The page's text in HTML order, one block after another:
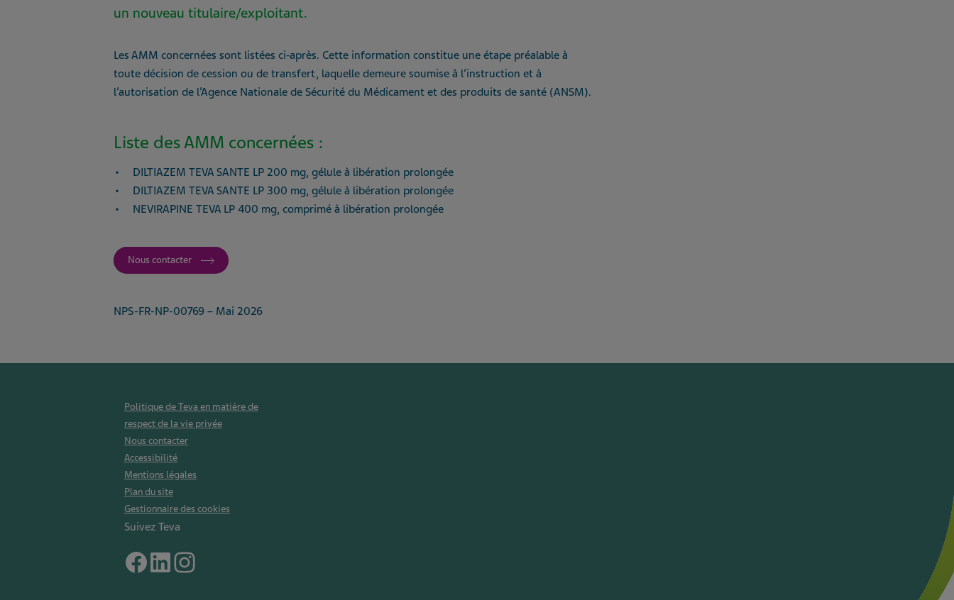
un nouveau titulaire/exploitant.
Les AMM concernées sont listées ci‑après. Cette information constitue une étape préalable à
toute décision de cession ou de transfert, laquelle demeure soumise à l’instruction et à
l’autorisation de l’Agence Nationale de Sécurité du Médicament et des produits de santé (ANSM).
Liste des AMM concernées :
DILTIAZEM TEVA SANTE LP 200 mg, gélule à libération prolongée
DILTIAZEM TEVA SANTE LP 300 mg, gélule à libération prolongée
NEVIRAPINE TEVA LP 400 mg, comprimé à libération prolongée
Nous contacter
NPS-FR-NP-00769 – Mai 2026
Politique de Teva en matière de
respect de la vie privée
Nous contacter
Accessibilité
Mentions légales
Plan du site
Gestionnaire des cookies
Suivez Teva